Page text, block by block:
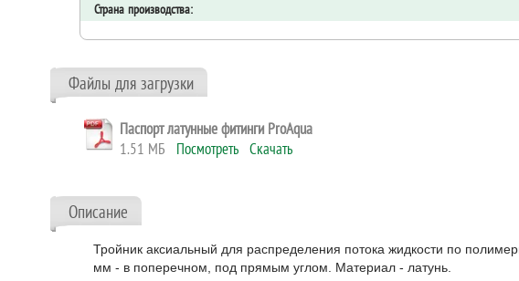
Страна производства:
Файлы для загрузки
Паспорт латунные фитинги ProAqua
1.51 МБ Посмотреть Скачать
Описание
Тройник аксиальный для распределения потока жидкости по
мм - в поперечном, под прямым углом. Материал - латунь.